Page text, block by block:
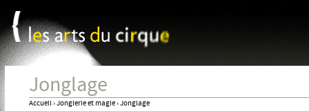
Jonglage
Accueil›Jonglerie et magie›Jonglage
Panneau de gestion des cookies